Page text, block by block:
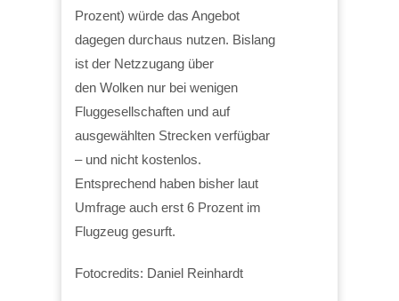
Prozent) würde das Angebot
dagegen durchaus nutzen. Bislang
ist der Netzzugang über
den Wolken nur bei wenigen
Fluggesellschaften und auf
ausgewählten Strecken verfügbar
– und nicht kostenlos.
Entsprechend haben bisher laut
Umfrage auch erst 6 Prozent im
Flugzeug gesurft.
Fotocredits: Daniel Reinhardt